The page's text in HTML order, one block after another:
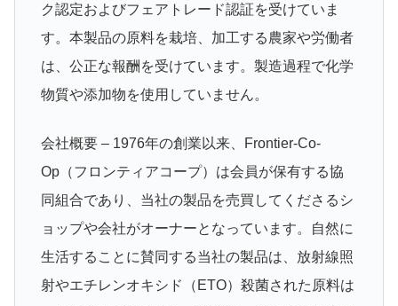
ク認定およびフェアトレード認証を受けていま
す。本製品の原料を栽培、加工する農家や労働者
は、公正な報酬を受けています。製造過程で化学
物質や添加物を使用していません。
会社概要 – 1976年の創業以来、Frontier-Co-
Op（フロンティアコープ）は会員が保有する協
同組合であり、当社の製品を売買してくださるシ
ョップや会社がオーナーとなっています。自然に
生活することに賛同する当社の製品は、放射線照
射やエチレンオキシド（ETO）殺菌された原料は